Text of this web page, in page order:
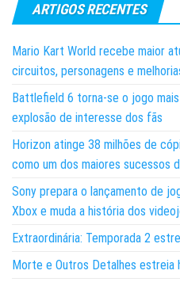
ARTIGOS RECENTES
Mario Kart World recebe maior
circuitos, personagens e
Battlefield 6 torna-se o jogo
explosão de interesse dos fãs
Horizon atinge 38 milhões de
como um dos maiores sucessos
Sony prepara o lançamento de
Xbox e muda a história dos
Extraordinária: Temporada 2
Morte e Outros Detalhes estreia